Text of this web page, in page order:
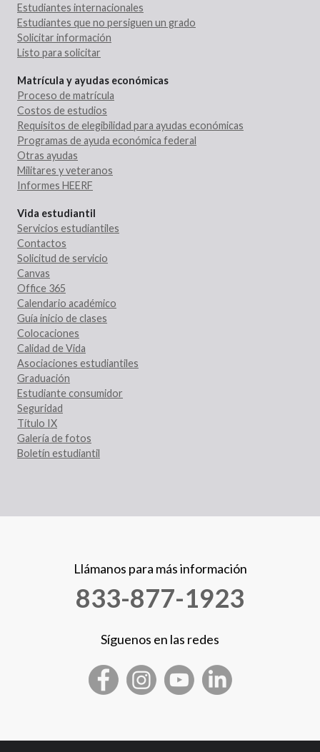
Estudiantes internacionales
Estudiantes que no persiguen un grado
Solicitar información
Listo para solicitar
Matrícula y ayudas económicas
Proceso de matrícula
Costos de estudios
Requisitos de elegibilidad para ayudas económicas
Programas de ayuda económica federal
Otras ayudas
Militares y veteranos
Informes HEERF
Vida estudiantil
Servicios estudiantiles
Contactos
Solicitud de servicio
Canvas
Office 365
Calendario académico
Guía inicio de clases
Colocaciones
Calidad de Vida
Asociaciones estudiantiles
Graduación
Estudiante consumidor
Seguridad
Título IX
Galería de fotos
Boletín estudiantil
Llámanos para más información
833-877-1923
Síguenos en las redes